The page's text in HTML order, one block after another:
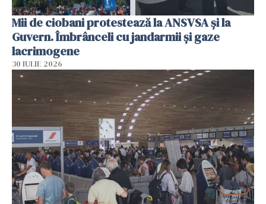
Mii de ciobani protestează la ANSVSA și la
Guvern. Îmbrânceli cu jandarmii și gaze
lacrimogene
30 IULIE 2026